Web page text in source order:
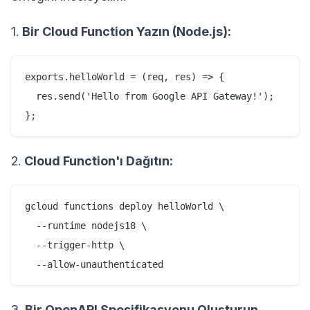
1. Bir Cloud Function Yazın (Node.js):
exports.helloWorld = (req, res) => {
  res.send('Hello from Google API Gateway!');
2. Cloud Function'ı Dağıtın:
gcloud functions deploy helloWorld \
  --runtime nodejs18 \
  --trigger-http \